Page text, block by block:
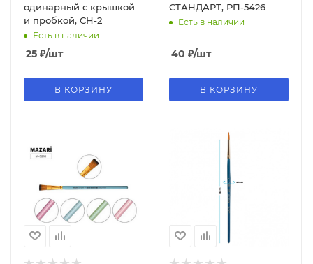
одинарный с крышкой
и пробкой, CH-2
Есть в наличии
25 ₽/шт
В КОРЗИНУ
СТАНДАРТ, РП-5426
Есть в наличии
40 ₽/шт
В КОРЗИНУ